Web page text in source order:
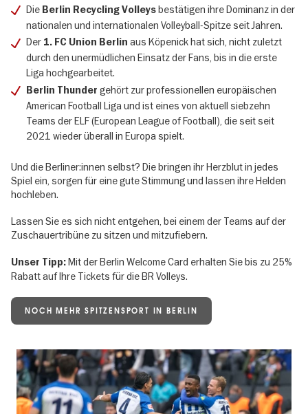
Die Berlin Recycling Volleysbestätigen ihre Dominanz in der
nationalen und internationalen Volleyball-Spitze seit Jahren.
Der 1. FC Union Berlin aus Köpenick hat sich, nicht zuletzt
durch den unermüdlichen Einsatz der Fans, bis in die erste
Liga hochgearbeitet.
Berlin Thunder gehört zur professionellen europäischen
American Football Liga und ist eines von aktuell siebzehn
Teams der ELF (European League of Football), die seit seit
2021 wieder überall in Europa spielt.
Und die Berliner:innen selbst? Die bringen ihr Herzblut in jedes
Spiel ein, sorgen für eine gute Stimmung und lassen ihre Helden
hochleben.
Lassen Sie es sich nicht entgehen, bei einem der Teams auf der
Zuschauertribüne zu sitzen und mitzufiebern.
Unser Tipp: Mit der Berlin Welcome Card erhalten Sie bis zu 25%
Rabatt auf Ihre Tickets für die BR Volleys.
NOCH MEHR SPITZENSPORT IN BERLIN